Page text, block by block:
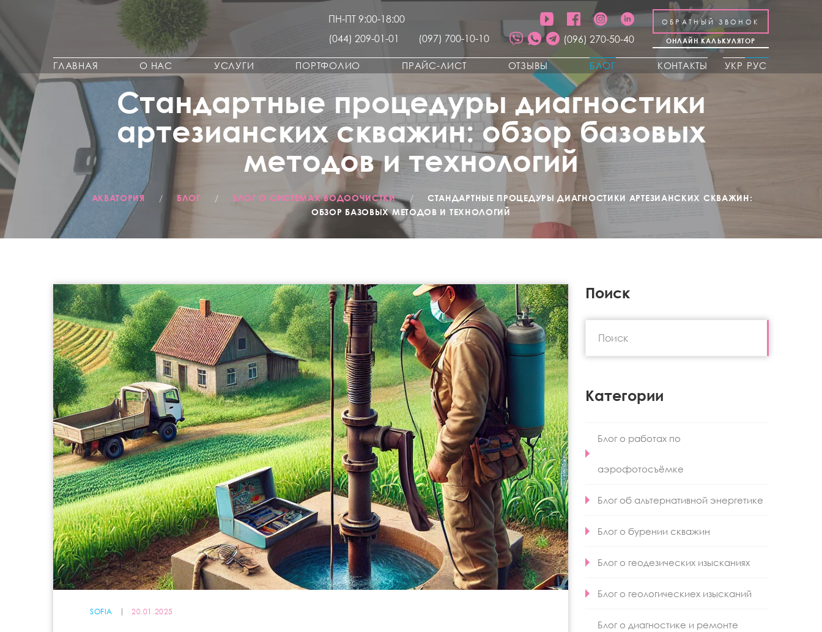
ПН-ПТ 9:00-18:00
(044) 209-01-01
(097) 700-10-10 (096) 270-50-40
ОБРАТНЫЙ ЗВОНОК
ОНЛАЙН КАЛЬКУЛЯТОР
ГЛАВНАЯ О НАС УСЛУГИ ПОРТФОЛИО ПРАЙС-ЛИСТ ОТЗЫВЫ БЛОГ КОНТАКТЫ УКР РУС
Стандартные процедуры диагностики
артезианских скважин: обзор базовых
методов и технологий
АКВАТОРИЯ / БЛОГ / БЛОГ О СИСТЕМАХ ВОДООЧИСТКИ /
СТАНДАРТНЫЕ ПРОЦЕДУРЫ ДИАГНОСТИКИ АРТЕЗИАНСКИХ СКВАЖИН:
ОБЗОР БАЗОВЫХ МЕТОДОВ И ТЕХНОЛОГИЙ
SOFIA 20.01.2025
Поиск
Категории
Блог о работах по
аэрофотосъёмке
Блог об альтернативной энергетике
Блог о бурении скважин
Блог о геодезических изысканиях
Блог о геологическиех изысканий
Блог о диагностике и ремонте